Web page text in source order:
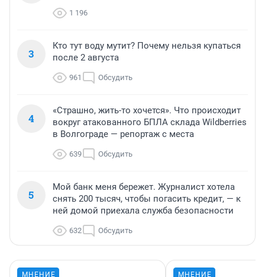
1 196
3
Кто тут воду мутит? Почему нельзя купаться
после 2 августа
961 Обсудить
4
«Страшно, жить-то хочется». Что происходит
вокруг атакованного БПЛА склада Wildberries
в Волгограде — репортаж с места
639 Обсудить
5
Мой банк меня бережет. Журналист хотела
снять 200 тысяч, чтобы погасить кредит, — к
ней домой приехала служба безопасности
632 Обсудить
МНЕНИЕ МНЕНИЕ